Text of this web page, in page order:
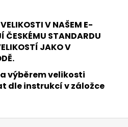
V NAŠEM E-
ČESKÉMU STANDARDU
JAKO V
výběrem velikosti
dle instrukcí v záložce